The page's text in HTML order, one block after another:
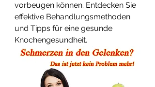
vorbeugen können. Entdecken Sie
effektive Behandlungsmethoden
und Tipps für eine gesunde
Knochengesundheit.